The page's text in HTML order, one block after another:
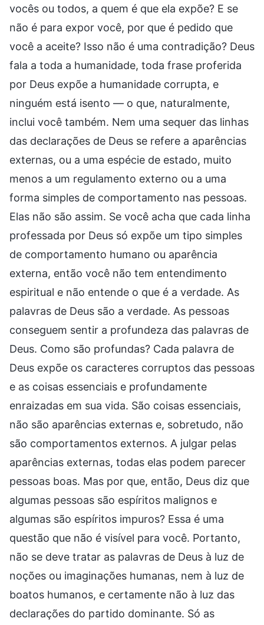
vocês ou todos, a quem é que ela expõe? E se
não é para expor você, por que é pedido que
você a aceite? Isso não é uma contradição? Deus
fala a toda a humanidade, toda frase proferida
por Deus expõe a humanidade corrupta, e
ninguém está isento — o que, naturalmente,
inclui você também. Nem uma sequer das linhas
das declarações de Deus se refere a aparências
externas, ou a uma espécie de estado, muito
menos a um regulamento externo ou a uma
forma simples de comportamento nas pessoas.
Elas não são assim. Se você acha que cada linha
professada por Deus só expõe um tipo simples
de comportamento humano ou aparência
externa, então você não tem entendimento
espiritual e não entende o que é a verdade. As
palavras de Deus são a verdade. As pessoas
conseguem sentir a profundeza das palavras de
Deus. Como são profundas? Cada palavra de
Deus expõe os caracteres corruptos das pessoas
e as coisas essenciais e profundamente
enraizadas em sua vida. São coisas essenciais,
não são aparências externas e, sobretudo, não
são comportamentos externos. A julgar pelas
aparências externas, todas elas podem parecer
pessoas boas. Mas por que, então, Deus diz que
algumas pessoas são espíritos malignos e
algumas são espíritos impuros? Essa é uma
questão que não é visível para você. Portanto,
não se deve tratar as palavras de Deus à luz de
noções ou imaginações humanas, nem à luz de
boatos humanos, e certamente não à luz das
declarações do partido dominante. Só as